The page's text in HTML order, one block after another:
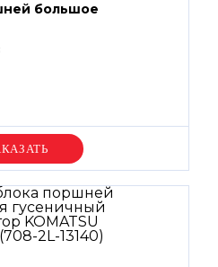
большое
цену